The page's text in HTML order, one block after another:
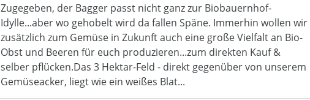
Zugegeben, der Bagger passt nicht ganz zur Biobauernhof-
Idylle...aber wo gehobelt wird da fallen Späne. Immerhin wollen wir
zusätzlich zum Gemüse in Zukunft auch eine große Vielfalt an Bio-
Obst und Beeren für euch produzieren...zum direkten Kauf &
selber pflücken.Das 3 Hektar-Feld - direkt gegenüber von unserem
Gemüseacker, liegt wie ein weißes Blat...